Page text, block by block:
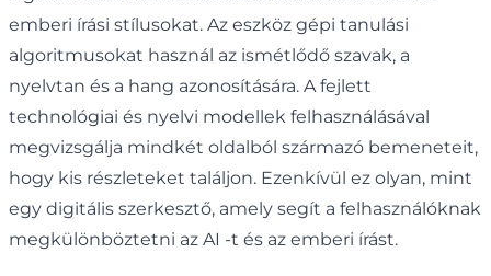
emberi írási stílusokat. Az eszköz gépi tanulási
algoritmusokat használ az ismétlődő szavak, a
nyelvtan és a hang azonosítására. A fejlett
technológiai és nyelvi modellek felhasználásával
megvizsgálja mindkét oldalból származó bemeneteit,
hogy kis részleteket találjon. Ezenkívül ez olyan, mint
egy digitális szerkesztő, amely segít a felhasználóknak
megkülönböztetni az AI -t és az emberi írást.